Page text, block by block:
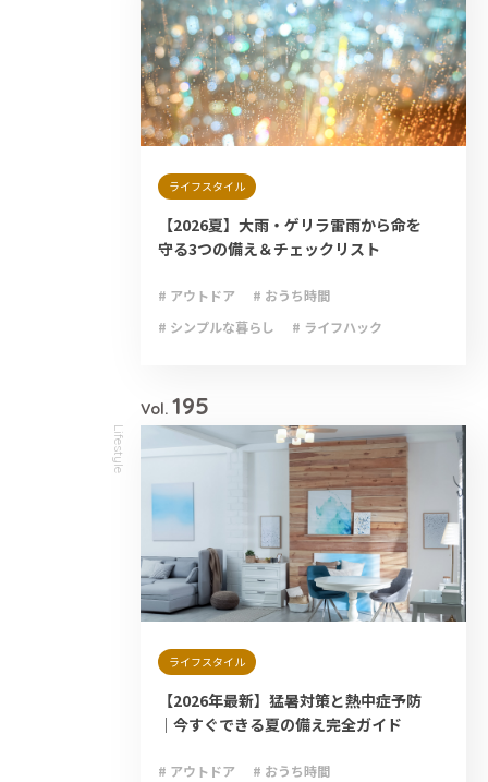
ライフスタイル
【2026夏】大雨・ゲリラ雷雨から命を
守る3つの備え＆チェックリスト
# アウトドア
# おうち時間
# シンプルな暮らし
# ライフハック
Lifestyle
Vol. 195
ライフスタイル
【2026年最新】猛暑対策と熱中症予防
｜今すぐできる夏の備え完全ガイド
# アウトドア
# おうち時間